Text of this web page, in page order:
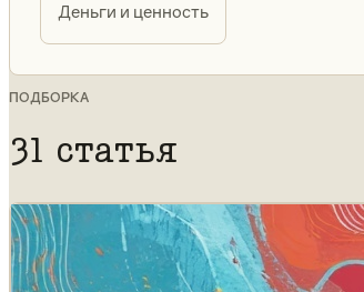
Деньги и ценность
ПОДБОРКА
31 статья